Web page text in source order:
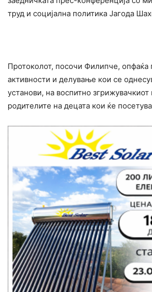
труд и социјална политика Јагода
Протоколот, посочи Филипче, опфаќа
активности и делување кои се
установи, на воспитно згрижувачкиот
родителите на децата кои ќе